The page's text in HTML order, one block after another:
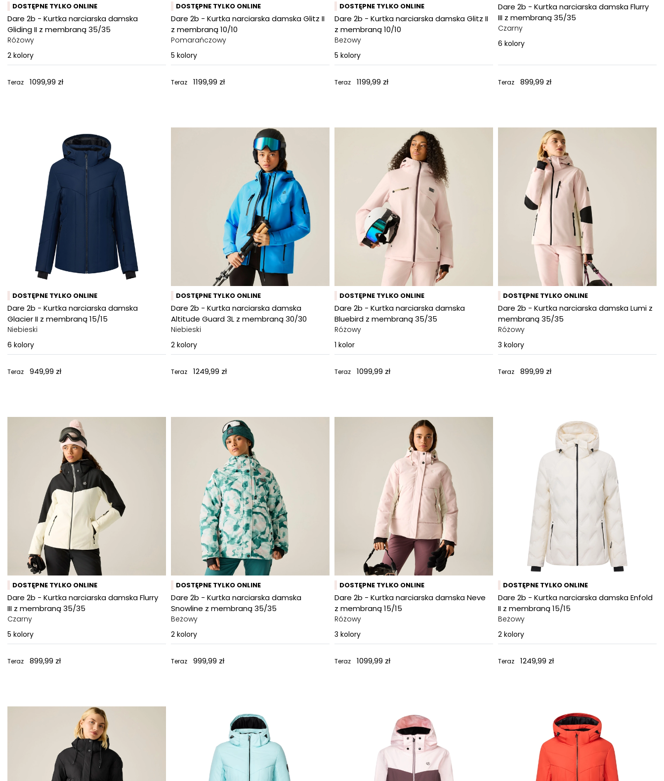
DOSTĘPNE TYLKO ONLINE
Dare 2b - Kurtka narciarska damska
Gliding II z membraną 35/35
Różowy
2 kolory
Teraz 1099,99 zł
DOSTĘPNE TYLKO ONLINE
Dare 2b - Kurtka narciarska damska Glitz II
z membraną 10/10
Pomarańczowy
5 kolory
Teraz 1199,99 zł
DOSTĘPNE TYLKO ONLINE
Dare 2b - Kurtka narciarska damska Glitz II
z membraną 10/10
Beżowy
5 kolory
Teraz 1199,99 zł
Dare 2b - Kurtka narciarska damska Flurry
III z membraną 35/35
Czarny
6 kolory
Teraz 899,99 zł
DOSTĘPNE TYLKO ONLINE
Dare 2b - Kurtka narciarska damska
Glacier II z membraną 15/15
Niebieski
6 kolory
Teraz 949,99 zł
DOSTĘPNE TYLKO ONLINE
Dare 2b - Kurtka narciarska damska
Altitude Guard 3L z membraną 30/30
Niebieski
2 kolory
Teraz 1249,99 zł
DOSTĘPNE TYLKO ONLINE
Dare 2b - Kurtka narciarska damska
Bluebird z membraną 35/35
Różowy
1 kolor
Teraz 1099,99 zł
DOSTĘPNE TYLKO ONLINE
Dare 2b - Kurtka narciarska damska Lumi z
membraną 35/35
Różowy
3 kolory
Teraz 899,99 zł
DOSTĘPNE TYLKO ONLINE
Dare 2b - Kurtka narciarska damska Flurry
III z membraną 35/35
Czarny
5 kolory
Teraz 899,99 zł
DOSTĘPNE TYLKO ONLINE
Dare 2b - Kurtka narciarska damska
Snowline z membraną 35/35
Beżowy
2 kolory
Teraz 999,99 zł
DOSTĘPNE TYLKO ONLINE
Dare 2b - Kurtka narciarska damska Neve
z membraną 15/15
Różowy
3 kolory
Teraz 1099,99 zł
DOSTĘPNE TYLKO ONLINE
Dare 2b - Kurtka narciarska damska Enfold
II z membraną 15/15
Beżowy
2 kolory
Teraz 1249,99 zł